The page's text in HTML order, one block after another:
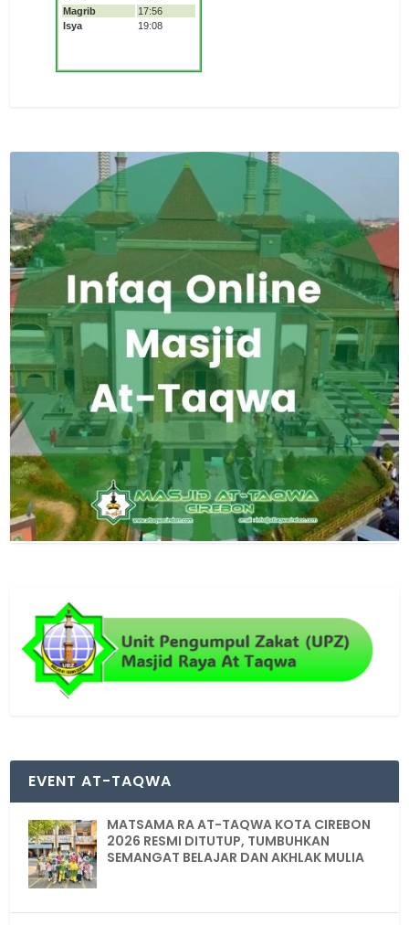
EVENT AT-TAQWA
MATSAMA RA AT-TAQWA KOTA CIREBON
2026 RESMI DITUTUP, TUMBUHKAN
SEMANGAT BELAJAR DAN AKHLAK MULIA